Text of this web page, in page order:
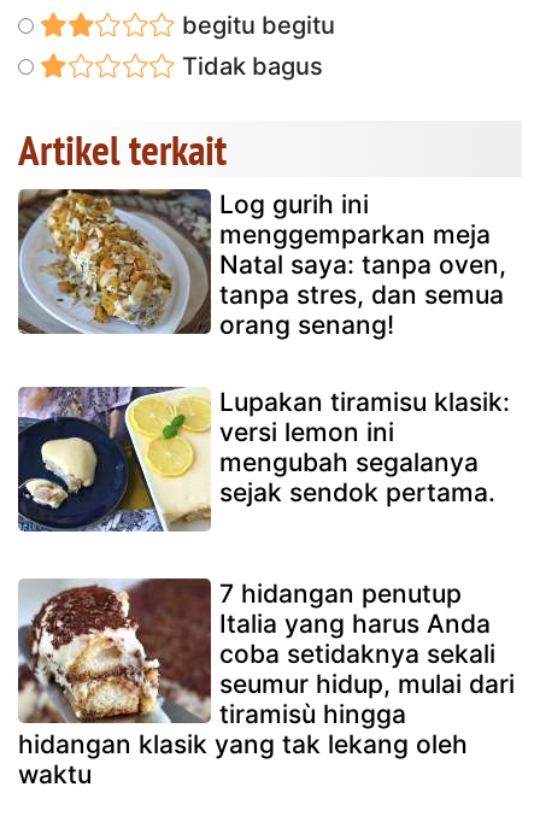
begitu begitu
Tidak bagus
Artikel terkait
Log gurih ini
menggemparkan meja
Natal saya: tanpa oven,
tanpa stres, dan semua
orang senang!
Lupakan tiramisu klasik:
versi lemon ini
mengubah segalanya
sejak sendok pertama.
7 hidangan penutup
Italia yang harus Anda
coba setidaknya sekali
seumur hidup, mulai dari
tiramisù hingga
hidangan klasik yang tak lekang oleh
waktu